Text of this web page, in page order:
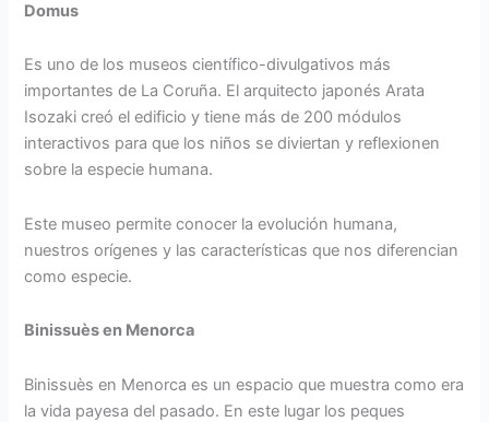
Domus
Es uno de los museos científico-divulgativos más
importantes de La Coruña. El arquitecto japonés Arata
Isozaki creó el edificio y tiene más de 200 módulos
interactivos para que los niños se diviertan y reflexionen
sobre la especie humana.
Este museo permite conocer la evolución humana,
nuestros orígenes y las características que nos diferencian
como especie.
Binissuès en Menorca
Binissuès en Menorca es un espacio que muestra como era
la vida payesa del pasado. En este lugar los peques